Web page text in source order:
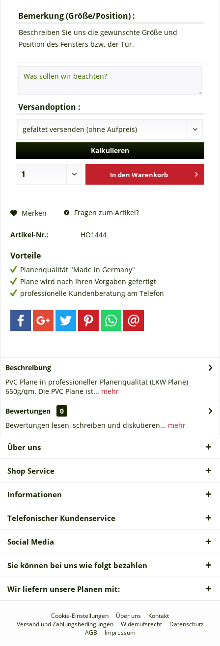
Bemerkung (Größe/Position) :
Beschreiben Sie uns die gewünschte Größe und
Position des Fensters bzw. der Tür.
Versandoption :
Kalkulieren
In den Warenkorb
Merken Fragen zum Artikel?
Artikel-Nr.: HO1444
Vorteile
Planenqualität "Made in Germany"
Plane wird nach Ihren Vorgaben gefertigt
professionelle Kundenberatung am Telefon
Beschreibung
PVC Plane in professioneller Planenqualität (LKW Plane)
650g/qm. Die PVC Plane ist... mehr
Bewertungen
0
Bewertungen lesen, schreiben und diskutieren... mehr
Über uns
Shop Service
Informationen
Telefonischer Kundenservice
Social Media
Sie können bei uns wie folgt bezahlen
Wir liefern unsere Planen mit:
Cookie-Einstellungen Über uns
Kontakt
Versand und Zahlungsbedingungen
Widerrufsrecht
Datenschutz
AGB
Impressum